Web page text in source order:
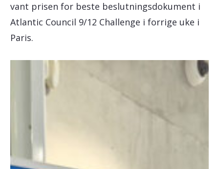
vant prisen for beste beslutningsdokument i
Atlantic Council 9/12 Challenge i forrige uke i
Paris.